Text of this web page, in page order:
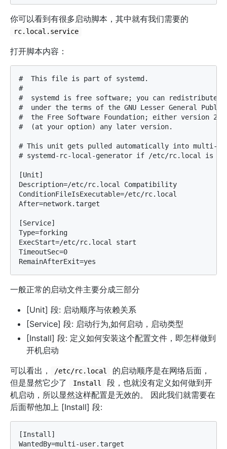
你可以看到有很多启动脚本，其中就有我们需要的
rc.local.service
打开脚本内容：
#  This file is part of systemd.
#
#  systemd is free software; you can redistribute
#  under the terms of the GNU Lesser General
#  the Free Software Foundation; either version
#  (at your option) any later version.
# This unit gets pulled automatically into multi-
# systemd-rc-local-generator if /etc/rc.local is
[Unit]
Description=/etc/rc.local Compatibility
ConditionFileIsExecutable=/etc/rc.local
After=network.target
[Service]
Type=forking
ExecStart=/etc/rc.local start
TimeoutSec=0
一般正常的启动文件主要分成三部分
[Unit] 段: 启动顺序与依赖关系
[Service] 段: 启动行为,如何启动，启动类型
[Install] 段: 定义如何安装这个配置文件，即怎样做到
开机启动
可以看出，
/etc/rc.local
的启动顺序是在网络后面，
但是显然它少了
Install
段，也就没有定义如何做到开
机启动，所以显然这样配置是无效的。 因此我们就需要在
后面帮他加上 [Install] 段:
[Install]
WantedBy=multi-user.target